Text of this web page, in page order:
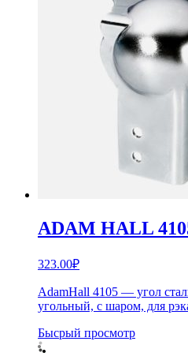
ADAM HALL
323.00₽
AdamHall 4105 — угол
угольный, с шаром, для
Бысрый просмотр